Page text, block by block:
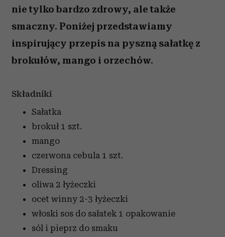
nie tylko bardzo zdrowy, ale także
smaczny. Poniżej przedstawiamy
inspirujący przepis na pyszną sałatkę z
brokułów, mango i orzechów.
Składniki
Sałatka
brokuł 1 szt.
mango
czerwona cebula 1 szt.
Dressing
oliwa 2 łyżeczki
ocet winny 2-3 łyżeczki
włoski sos do sałatek 1 opakowanie
sól i pieprz do smaku